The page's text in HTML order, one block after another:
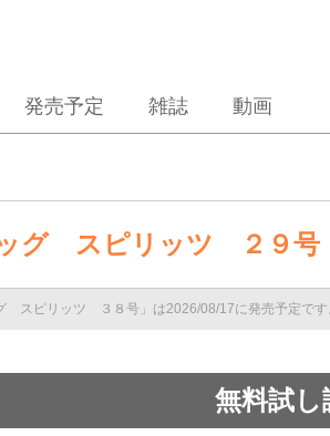
発売予定 雑誌 動画
グ スピリッツ ２９号
スピリッツ ３８号」は2026/08/17に発売予定です
無料試し